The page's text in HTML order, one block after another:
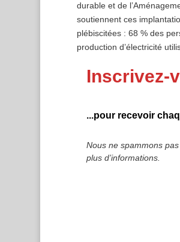
durable et de
soutiennent ces
plébiscitées : 68 % des
production d’électricité
Inscrivez-
...pour recevoir
Nous ne spammons
plus d’informations.